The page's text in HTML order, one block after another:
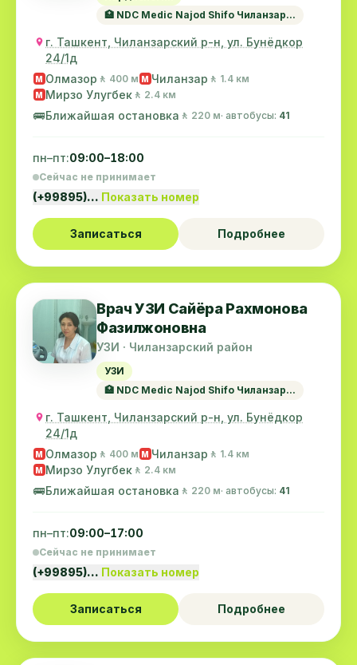
🏥 NDC Medic Najod Shifo Чиланзар...
г. Ташкент, Чиланзарский р-н, ул. Бунёдкор
24/1д
M Олмазор 🚶 400 м M Чиланзар 🚶 1.4 км
M Мирзо Улугбек 🚶 2.4 км
🚌Ближайшая остановка 🚶 220 м· автобусы: 41
пн–пт:09:00–18:00
Сейчас не принимает
(+99895)… Показать номер
Записаться Подробнее
Врач УЗИ Сайёра Рахмонова
Фазилжоновна
УЗИ · Чиланзарский район
УЗИ
🏥 NDC Medic Najod Shifo Чиланзар...
г. Ташкент, Чиланзарский р-н, ул. Бунёдкор
24/1д
M Олмазор 🚶 400 м M Чиланзар 🚶 1.4 км
M Мирзо Улугбек 🚶 2.4 км
🚌Ближайшая остановка 🚶 220 м· автобусы: 41
пн–пт:09:00–17:00
Сейчас не принимает
(+99895)… Показать номер
Записаться Подробнее